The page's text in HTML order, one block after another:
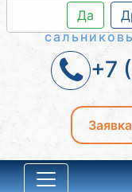
Да
+7
Заявка